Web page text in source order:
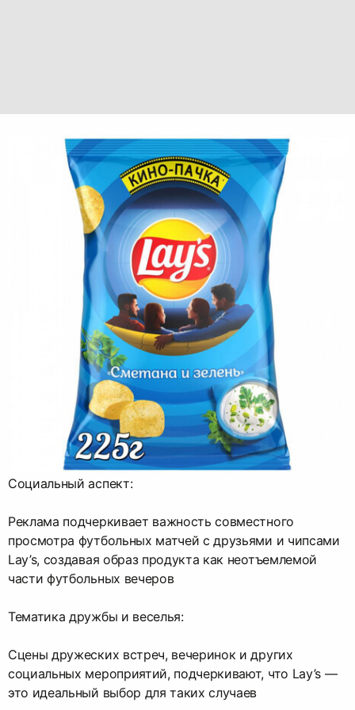
Социальный аспект:
Реклама подчеркивает важность совместного
просмотра футбольных матчей с друзьями и чипсами
Lay’s, создавая образ продукта как неотъемлемой
части футбольных вечеров
Тематика дружбы и веселья:
Сцены дружеских встреч, вечеринок и других
социальных мероприятий, подчеркивают, что Lay’s —
это идеальный выбор для таких случаев